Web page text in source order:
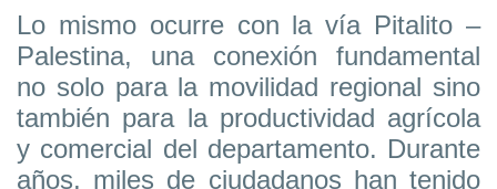
Lo mismo ocurre con la vía Pitalito –
Palestina, una conexión fundamental
no solo para la movilidad regional sino
también para la productividad agrícola
y comercial del departamento. Durante
años, miles de ciudadanos han tenido